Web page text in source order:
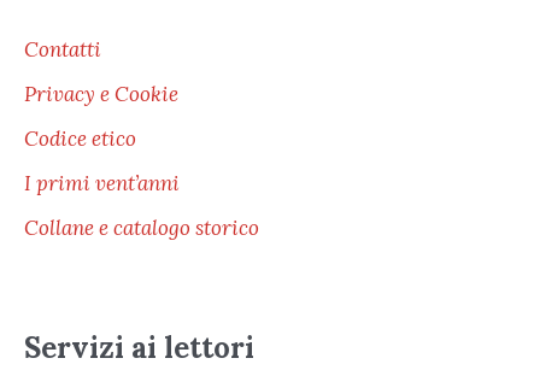
Contatti
Privacy e Cookie
Codice etico
I primi vent’anni
Collane e catalogo storico
Servizi ai lettori